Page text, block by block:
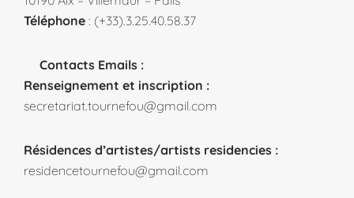
Téléphone : (+33).3.25.40.58.37
Contacts Emails :
Renseignement et inscription :
secretariat.tournefou@gmail.com
Résidences d’artistes/artists residencies :
residencetournefou@gmail.com